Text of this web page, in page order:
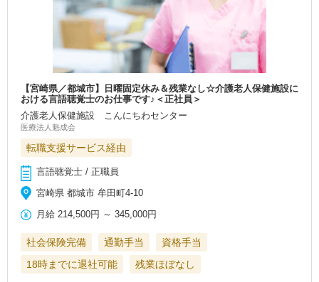
【宮崎県／都城市】日曜固定休み＆残業なし☆介護老人保健施設に
おける言語聴覚士のお仕事です♪＜正社員＞
介護老人保健施設 こんにちわセンター
医療法人魁成会
転職支援サービス経由
言語聴覚士 / 正職員
宮崎県 都城市 牟田町4-10
月給 214,500円 ～345,000円
社会保険完備 通勤手当
資格手当
18時までに退社可能
残業ほぼなし